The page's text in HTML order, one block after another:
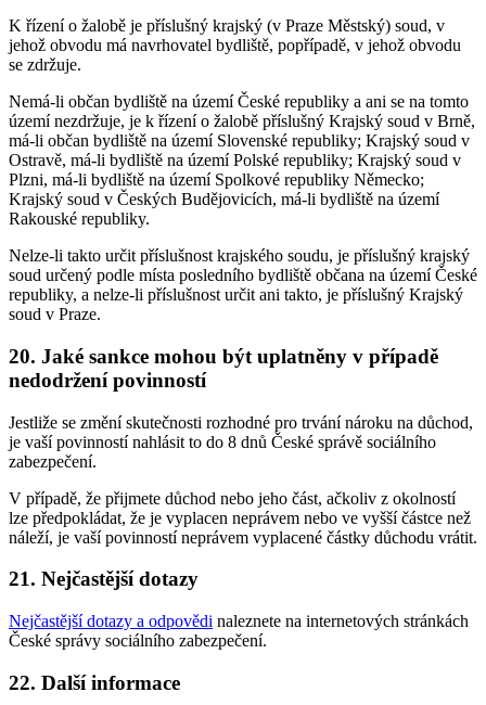
K řízení o žalobě je příslušný krajský (v Praze Městský) soud, v
jehož obvodu má navrhovatel bydliště, popřípadě, v jehož obvodu
se zdržuje.
Nemá-li občan bydliště na území České republiky a ani se na tomto
území nezdržuje, je k řízení o žalobě příslušný Krajský soud v Brně,
má-li občan bydliště na území Slovenské republiky; Krajský soud v
Ostravě, má-li bydliště na území Polské republiky; Krajský soud v
Plzni, má-li bydliště na území Spolkové republiky Německo;
Krajský soud v Českých Budějovicích, má-li bydliště na území
Rakouské republiky.
Nelze-li takto určit příslušnost krajského soudu, je příslušný krajský
soud určený podle místa posledního bydliště občana na území České
republiky, a nelze-li příslušnost určit ani takto, je příslušný Krajský
soud v Praze.
20. Jaké sankce mohou být uplatněny v případě
nedodržení povinností
Jestliže se změní skutečnosti rozhodné pro trvání nároku na důchod,
je vaší povinností nahlásit to do 8 dnů České správě sociálního
zabezpečení.
V případě, že přijmete důchod nebo jeho část, ačkoliv z okolností
lze předpokládat, že je vyplacen neprávem nebo ve vyšší částce než
náleží, je vaší povinností neprávem vyplacené částky důchodu vrátit.
21. Nejčastější dotazy
Nejčastější dotazy a odpovědi naleznete na internetových stránkách
České správy sociálního zabezpečení.
22. Další informace